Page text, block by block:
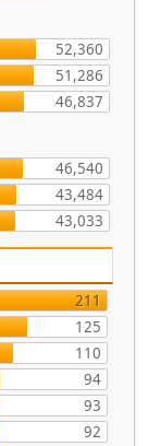
52,360
51,286
46,837
46,540
43,484
43,033
211
125
110
94
93
92